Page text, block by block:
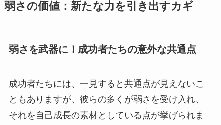
弱さの価値：新たな力を引き出すカギ
弱さを武器に！成功者たちの意外な共通点
成功者たちには、一見すると共通点が見えないこ
ともありますが、彼らの多くが弱さを受け入れ、
それを自己成長の素材としている点が挙げられま